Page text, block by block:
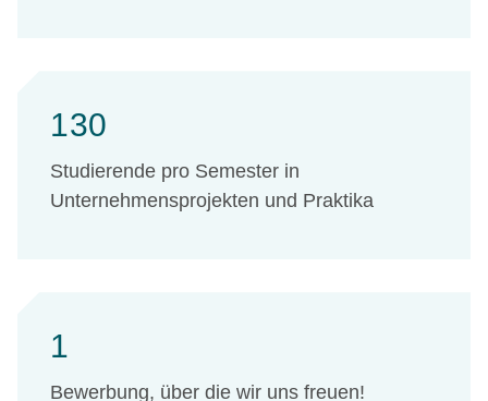
130
Studierende pro Semester in
Unternehmensprojekten und Praktika
1
Bewerbung, über die wir uns freuen!